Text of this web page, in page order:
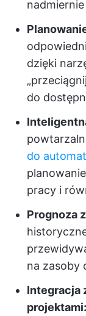
dzięki
do
do
pracy i
Prognoza
na zasoby
Integracja
projektami: